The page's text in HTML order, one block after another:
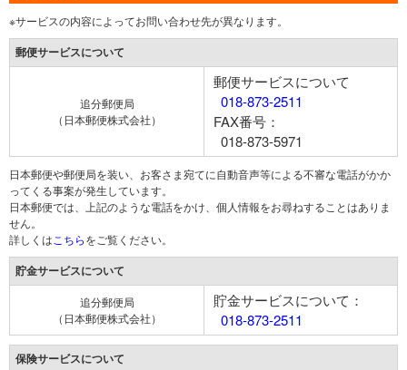
※サービスの内容によってお問い合わせ先が異なります。
郵便サービスについて
追分郵便局
（日本郵便株式会社）
郵便サービスについて
018-873-2511
FAX番号：
018-873-5971
日本郵便や郵便局を装い、お客さま宛てに自動音声等による不審な電話がかか
ってくる事案が発生しています。
日本郵便では、上記のような電話をかけ、個人情報をお尋ねすることはありま
せん。
詳しくは こちらをご覧ください。
貯金サービスについて
追分郵便局
（日本郵便株式会社）
貯金サービスについて：
018-873-2511
保険サービスについて